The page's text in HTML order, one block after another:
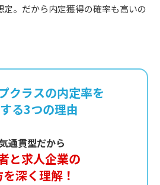
定。だから内定獲得の確率も高いの
クラスの内定率を
る3つの理由
通貫型だから
と求人企業の
深く理解！